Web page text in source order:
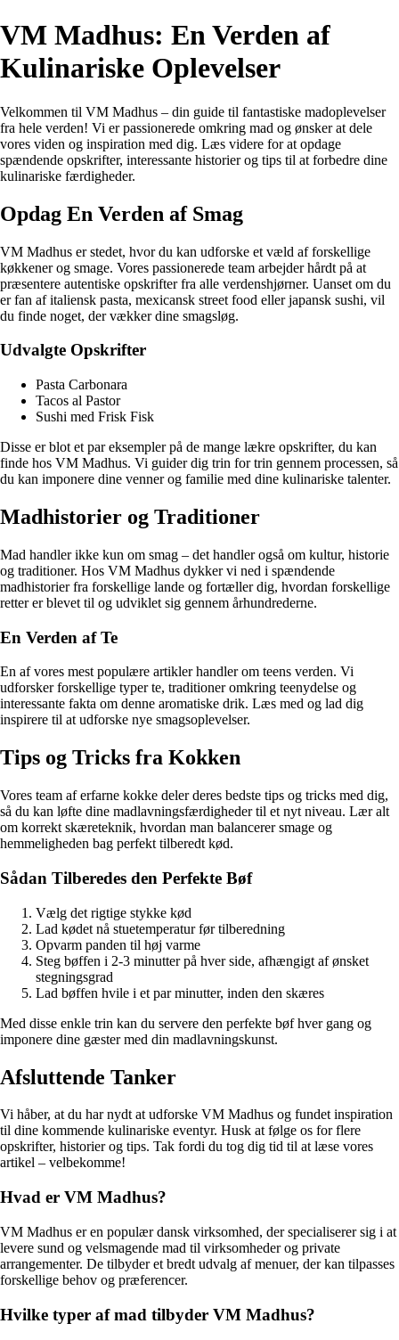
VM Madhus: En Verden af
Kulinariske Oplevelser
Velkommen til VM Madhus – din guide til fantastiske madoplevelser
fra hele verden! Vi er passionerede omkring mad og ønsker at dele
vores viden og inspiration med dig. Læs videre for at opdage
spændende opskrifter, interessante historier og tips til at forbedre dine
kulinariske færdigheder.
Opdag En Verden af Smag
VM Madhus er stedet, hvor du kan udforske et væld af forskellige
køkkener og smage. Vores passionerede team arbejder hårdt på at
præsentere autentiske opskrifter fra alle verdenshjørner. Uanset om du
er fan af italiensk pasta, mexicansk street food eller japansk sushi, vil
du finde noget, der vækker dine smagsløg.
Udvalgte Opskrifter
Pasta Carbonara
Tacos al Pastor
Sushi med Frisk Fisk
Disse er blot et par eksempler på de mange lækre opskrifter, du kan
finde hos VM Madhus. Vi guider dig trin for trin gennem processen, så
du kan imponere dine venner og familie med dine kulinariske talenter.
Madhistorier og Traditioner
Mad handler ikke kun om smag – det handler også om kultur, historie
og traditioner. Hos VM Madhus dykker vi ned i spændende
madhistorier fra forskellige lande og fortæller dig, hvordan forskellige
retter er blevet til og udviklet sig gennem århundrederne.
En Verden af Te
En af vores mest populære artikler handler om teens verden. Vi
udforsker forskellige typer te, traditioner omkring teenydelse og
interessante fakta om denne aromatiske drik. Læs med og lad dig
inspirere til at udforske nye smagsoplevelser.
Tips og Tricks fra Kokken
Vores team af erfarne kokke deler deres bedste tips og tricks med dig,
så du kan løfte dine madlavningsfærdigheder til et nyt niveau. Lær alt
om korrekt skæreteknik, hvordan man balancerer smage og
hemmeligheden bag perfekt tilberedt kød.
Sådan Tilberedes den Perfekte Bøf
Vælg det rigtige stykke kød
Lad kødet nå stuetemperatur før tilberedning
Opvarm panden til høj varme
Steg bøffen i 2-3 minutter på hver side, afhængigt af ønsket
stegningsgrad
Lad bøffen hvile i et par minutter, inden den skæres
Med disse enkle trin kan du servere den perfekte bøf hver gang og
imponere dine gæster med din madlavningskunst.
Afsluttende Tanker
Vi håber, at du har nydt at udforske VM Madhus og fundet inspiration
til dine kommende kulinariske eventyr. Husk at følge os for flere
opskrifter, historier og tips. Tak fordi du tog dig tid til at læse vores
artikel – velbekomme!
Hvad er VM Madhus?
VM Madhus er en populær dansk virksomhed, der specialiserer sig i at
levere sund og velsmagende mad til virksomheder og private
arrangementer. De tilbyder et bredt udvalg af menuer, der kan tilpasses
forskellige behov og præferencer.
Hvilke typer af mad tilbyder VM Madhus?